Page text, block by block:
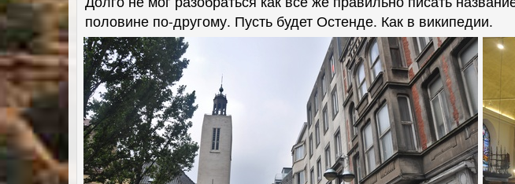
половине по-другому. Пусть будет Остенде. Как в википедии.